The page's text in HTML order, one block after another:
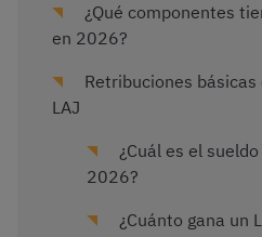
¿Qué componentes
en 2026?
Retribuciones
LAJ
¿Cuál es el
2026?
¿Cuánto gana un